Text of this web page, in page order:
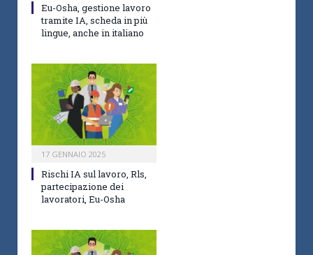
Eu-Osha, gestione lavoro
tramite IA, scheda in più
lingue, anche in italiano
17 GENNAIO 2025
Rischi IA sul lavoro, Rls,
partecipazione dei
lavoratori, Eu-Osha